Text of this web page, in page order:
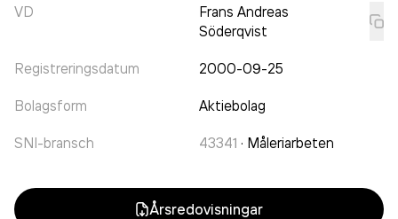
VD
Frans Andreas
Söderqvist
Registreringsdatum 2000-09-25
Bolagsform Aktiebolag
SNI-bransch 43341 · Måleriarbeten
Årsredovisningar